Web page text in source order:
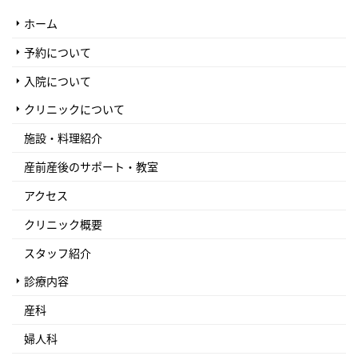
ホーム
予約について
入院について
クリニックについて
施設・料理紹介
産前産後のサポート・教室
アクセス
クリニック概要
スタッフ紹介
診療内容
産科
婦人科